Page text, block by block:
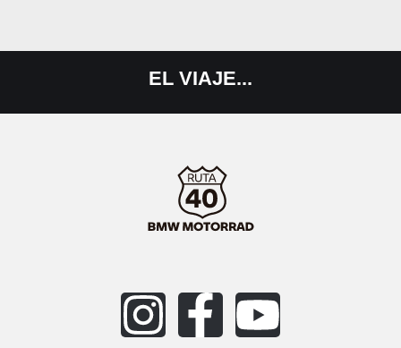
EL VIAJE...